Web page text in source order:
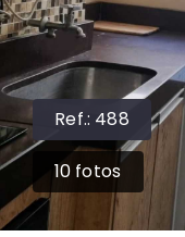
Ref.: 488
10 fotos